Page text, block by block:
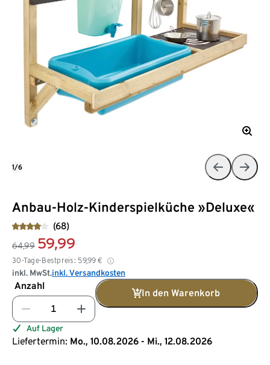
Anbau-Holz-Kinderspielküche »Deluxe«
(68)
64,99 59,99
30-Tage-Bestpreis: 59,99 €
inkl. MwSt.inkl. Versandkosten
Anzahl
In den Warenkorb
Auf Lager
Liefertermin: Mo., 10.08.2026 - Mi., 12.08.2026
1/6